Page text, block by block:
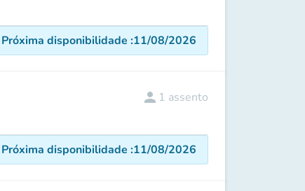
Próxima disponibilidade :11/08/2026
person 1 assento
Próxima disponibilidade :11/08/2026